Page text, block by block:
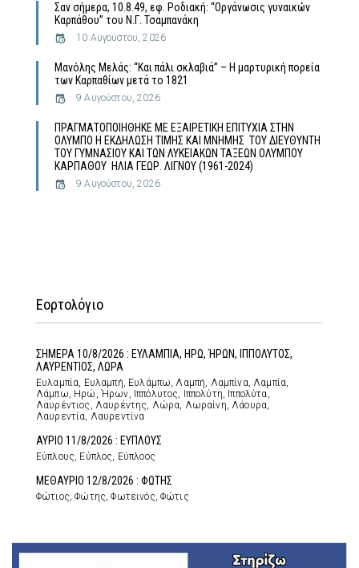
Σαν σήμερα, 10.8.49, εφ. Ροδιακή: “Οργάνωσις γυναικών
Καρπάθου” του Ν.Γ. Τσαμπανάκη
10 Αυγούστου, 2026
Μανόλης Μελάς: “Και πάλι σκλαβιά” – Η μαρτυρική πορεία
των Καρπαθίων μετά το 1821
9 Αυγούστου, 2026
ΠΡΑΓΜΑΤΟΠΟΙΗΘΗΚΕ ΜΕ ΕΞΑΙΡΕΤΙΚΗ ΕΠΙΤΥΧΙΑ ΣΤΗΝ
ΟΛΥΜΠΟ Η ΕΚΔΗΛΩΣΗ ΤΙΜΗΣ ΚΑΙ ΜΝΗΜΗΣ ΤΟΥ ΔΙΕΥΘΥΝΤΗ
ΤΟΥ ΓΥΜΝΑΣΙΟΥ ΚΑΙ ΤΩΝ ΛΥΚΕΙΑΚΩΝ ΤΑΞΕΩΝ ΟΛΥΜΠΟΥ
ΚΑΡΠΑΘΟΥ ΗΛΙΑ ΓΕΩΡ. ΛΙΓΝΟΥ (1961-2024)
9 Αυγούστου, 2026
Εορτολόγιο
ΣΗΜΕΡΑ 10/8/2026 : ΕΥΛΑΜΠΙΑ, ΗΡΩ, ΉΡΩΝ, ΙΠΠΟΛΥΤΟΣ,
ΛΑΥΡΕΝΤΙΟΣ, ΛΩΡΑ
Ευλαμπία, Ευλαμπή, Ευλάμπω, Λαμπή, Λαμπίνα, Λαμπία,
Λάμπω, Ηρώ, Ήρων, Ιππόλυτος, Ιππολύτη, Ιππολύτα,
Λαυρέντιος, Λαυρέντης, Λώρα, Λωραίνη, Λάουρα,
Λαυρεντία, Λαυρεντίνα
ΑΥΡΙΟ 11/8/2026 : ΕΥΠΛΟΥΣ
Εύπλους, Εύπλος, Εύπλοος
ΜΕΘΑΥΡΙΟ 12/8/2026 : ΦΩΤΗΣ
Φώτιος, Φώτης, Φωτεινός, Φώτις